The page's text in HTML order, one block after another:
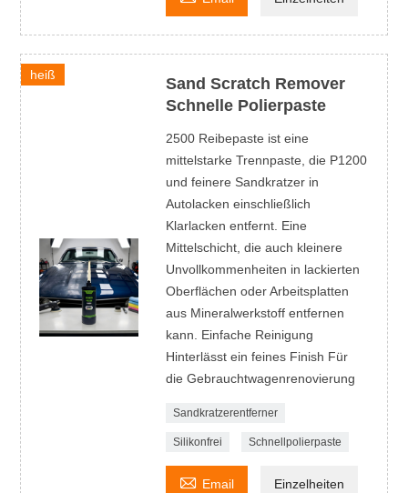
heiß
Sand Scratch Remover
Schnelle Polierpaste
2500 Reibepaste ist eine
mittelstarke Trennpaste, die P1200
und feinere Sandkratzer in
Autolacken einschließlich
Klarlacken entfernt. Eine
Mittelschicht, die auch kleinere
Unvollkommenheiten in lackierten
Oberflächen oder Arbeitsplatten
aus Mineralwerkstoff entfernen
kann. Einfache Reinigung
Hinterlässt ein feines Finish Für
die Gebrauchtwagenrenovierung
Sandkratzerentferner
Silikonfrei Schnellpolierpaste
 Email Einzelheiten